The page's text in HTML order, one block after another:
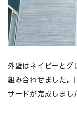
外壁はネイビーとグ
組み合わせました。
サードが完成しまし